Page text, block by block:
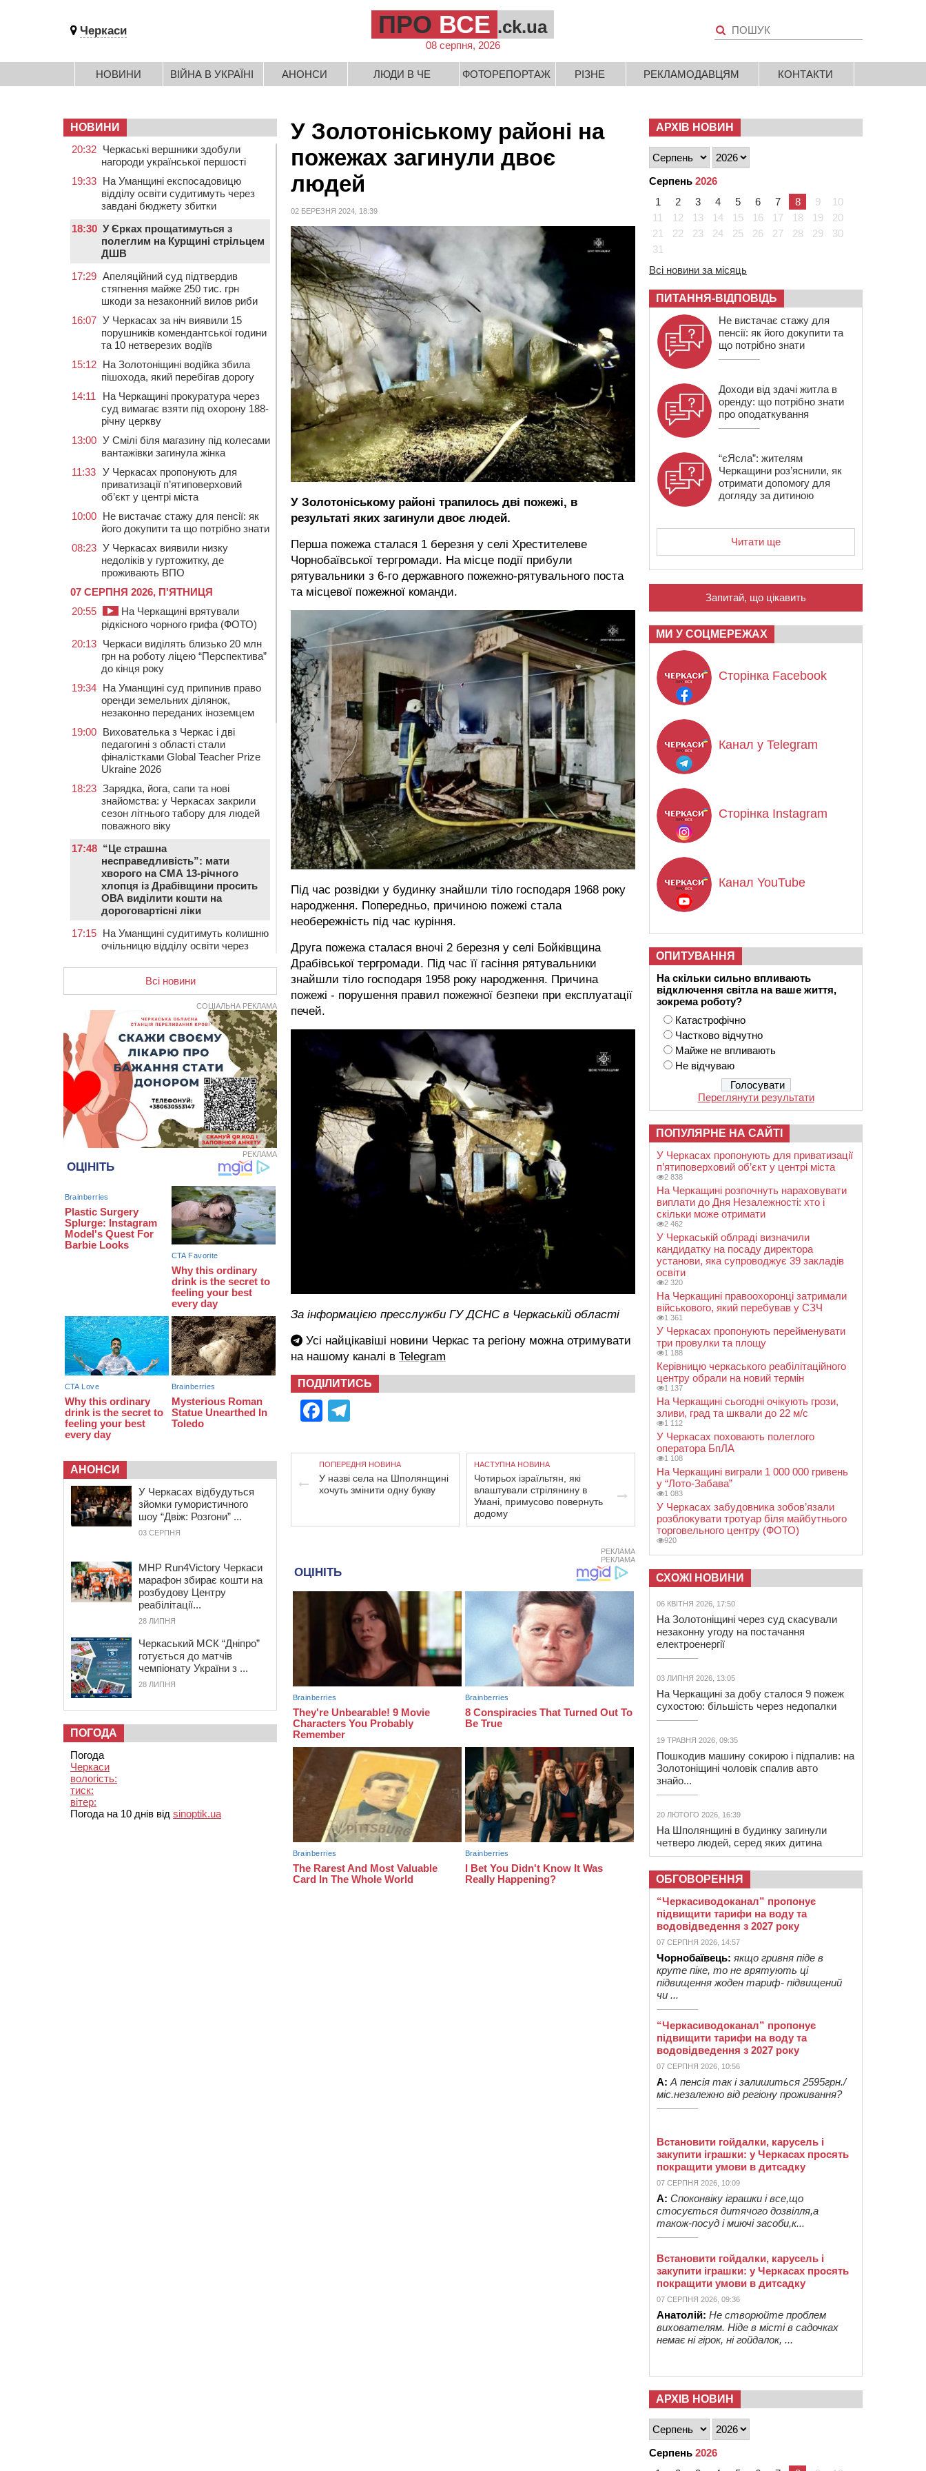
Черкаси ПРО ВСЕ .ck.ua
08 серпня, 2026
НОВИНИ ВІЙНА В УКРАЇНІ АНОНСИ ЛЮДИ В ЧЕ ФОТОРЕПОРТАЖ РІЗНЕ РЕКЛАМОДАВЦЯМ КОНТАКТИ
У Золотоніському районі на
пожежах загинули двоє
людей
02 БЕРЕЗНЯ 2024, 18:39
У Золотоніському районі трапилось дві пожежі, в
результаті яких загинули двоє людей.
Перша пожежа сталася 1 березня у селі Хрестителеве
Чорнобаївської тергромади. На місце події прибули
рятувальники з 6-го державного пожежно-рятувального поста
та місцевої пожежної команди.
Під час розвідки у будинку знайшли тіло господаря 1968 року
народження. Попередньо, причиною пожежі стала
необережність під час куріння.
Друга пожежа сталася вночі 2 березня у селі Бойківщина
Драбівської тергромади. Під час її гасіння рятувальники
знайшли тіло господаря 1958 року народження. Причина
пожежі - порушення правил пожежної безпеки при експлуатації
печей.
За інформацією пресслужби ГУ ДСНС в Черкаській області
Усі найцікавіші новини Черкас та регіону можна отримувати
на нашому каналі в Telegram
ПОДІЛИТИСЬ
Facebook
ПОПЕРЕДНЯ НОВИНА
У назві села на Шполянщині
хочуть змінити одну букву
НАСТУПНА НОВИНА
Чотирьох ізраїльтян, які
влаштували стрілянину в
Умані, примусово повернуть
додому
РЕКЛАМА
РЕКЛАМА
НОВИНИ
20:32 Черкаські вершники здобули
нагороди української першості
19:33 На Уманщині експосадовицю
відділу освіти судитимуть через
завдані бюджету збитки
18:30 У Єрках прощатимуться з
полеглим на Курщині стрільцем
ДШВ
17:29 Апеляційний суд підтвердив
стягнення майже 250 тис. грн
шкоди за незаконний вилов риби
16:07 У Черкасах за ніч виявили 15
порушників комендантської години
та 10 нетверезих водіїв
15:12 На Золотоніщині водійка збила
пішохода, який перебігав дорогу
14:11
На Черкащині прокуратура через
суд вимагає взяти під охорону 188-
річну церкву
13:00 У Смілі біля магазину під колесами
вантажівки загинула жінка
11:33 У Черкасах пропонують для
приватизації п’ятиповерховий
об’єкт у центрі міста
10:00 Не вистачає стажу для пенсії: як
його докупити та що потрібно знати
08:23 У Черкасах виявили низку
недоліків у гуртожитку, де
проживають ВПО
07 СЕРПНЯ 2026, П'ЯТНИЦЯ
20:55
На Черкащині врятували
рідкісного чорного грифа (ФОТО)
20:13 Черкаси виділять близько 20 млн
грн на роботу ліцею “Перспектива”
до кінця року
19:34 На Уманщині суд припинив право
оренди земельних ділянок,
незаконно переданих іноземцем
19:00 Вихователька з Черкас і дві
педагогині з області стали
фіналістками Global Teacher Prize
Ukraine 2026
18:23 Зарядка, йога, сапи та нові
знайомства: у Черкасах закрили
сезон літнього табору для людей
поважного віку
17:48 “Це страшна
несправедливість”: мати
хворого на СМА 13-річного
хлопця із Драбівщини просить
ОВА виділити кошти на
дороговартісні ліки
17:15 На Уманщині судитимуть колишню
очільницю відділу освіти через
ціною
16:40 У Черкасах провели в останню
путь двох загиблих воїнів
16:07
До 1 вересня у Черкасах
оновлюють дорожню розмітку біля
навчальних закладів (ФОТОФАКТ)
15:39
На честь загиблого захисника і
чемпіона світу в Черкасах відкрили
спортивно-реабілітаційний центр
15:05
На Звенигородщині, попри
заборону міськради, проведуть
“Ше.Fest”
14:31 У Каневі аномальна спека
призвела до перебоїв у роботі
електромереж та комунальних
служб
14:02 На Черкащині намолотили перший
мільйон тонн зерна нового врожаю
13:40 На Кам’янщині сталася масштабна
пожежа сміттєзвалища
Всі новини
СОЦІАЛЬНА РЕКЛАМА
РЕКЛАМА
АНОНСИ
У Черкасах відбудуться
зйомки гумористичного
шоу “Двіж: Розгони” ...
03 СЕРПНЯ
MHP Run4Victory Черкаси
марафон збирає кошти на
розбудову Центру
реабілітації...
28 ЛИПНЯ
Черкаський МСК “Дніпро”
готується до матчів
чемпіонату України з ...
28 ЛИПНЯ
ПОГОДА
Погода
Черкаси
вологість:
тиск:
вітер:
Погода на 10 днів від sinoptik.ua
АРХІВ НОВИН
Серпень 2026
1
2 3 4 5 6 7 8 9
10
11
12 13 14 15 16 17 18 19
20
21
22 23 24 25 26 27 28 29
30
31
Всі новини за місяць
ПИТАННЯ-ВІДПОВІДЬ
Не вистачає стажу для
пенсії: як його докупити та
що потрібно знати
Доходи від здачі житла в
оренду: що потрібно знати
про оподаткування
“єЯсла”: жителям
Черкащини роз’яснили, як
отримати допомогу для
догляду за дитиною
Читати ще
Запитай, що цікавить
МИ У СОЦМЕРЕЖАХ
Сторінка Facebook
Канал у Telegram
Сторінка Instagram
Канал YouTube
ОПИТУВАННЯ
На скільки сильно впливають
відключення світла на ваше життя,
зокрема роботу?
Катастрофічно
Частково відчутно
Майже не впливають
Не відчуваю
Переглянути результати
ПОПУЛЯРНЕ НА САЙТІ
У Черкасах пропонують для приватизації
п’ятиповерховий об’єкт у центрі міста
2 838
На Черкащині розпочнуть нараховувати
виплати до Дня Незалежності: хто і
скільки може отримати
2 462
У Черкаській облраді визначили
кандидатку на посаду директора
установи, яка супроводжує 39 закладів
освіти
2 320
На Черкащині правоохоронці затримали
військового, який перебував у СЗЧ
1 361
У Черкасах пропонують перейменувати
три провулки та площу
1 188
Керівницю черкаського реабілітаційного
центру обрали на новий термін
1 137
На Черкащині сьогодні очікують грози,
зливи, град та шквали до 22 м/с
1 112
У Черкасах поховають полеглого
оператора БпЛА
1 108
На Черкащині виграли 1 000 000 гривень
у “Лото-Забава”
1 083
У Черкасах забудовника зобов’язали
розблокувати тротуар біля майбутнього
торговельного центру (ФОТО)
920
СХОЖІ НОВИНИ
06 КВІТНЯ 2026, 17:50
На Золотоніщині через суд скасували
незаконну угоду на постачання
електроенергії
03 ЛИПНЯ 2026, 13:05
На Черкащині за добу сталося 9 пожеж
сухостою: більшість через недопалки
19 ТРАВНЯ 2026, 09:35
Пошкодив машину сокирою і підпалив: на
Золотоніщині чоловік спалив авто
знайо...
20 ЛЮТОГО 2026, 16:39
На Шполянщині в будинку загинули
четверо людей, серед яких дитина
ОБГОВОРЕННЯ
“Черкасиводоканал” пропонує
підвищити тарифи на воду та
водовідведення з 2027 року
07 СЕРПНЯ 2026, 14:57
Чорнобаївець: якщо гривня піде в
круте піке, то не врятують ці
підвищення жоден тариф- підвищений
чи ...
“Черкасиводоканал” пропонує
підвищити тарифи на воду та
водовідведення з 2027 року
07 СЕРПНЯ 2026, 10:56
А: А пенсія так і залишиться 2595грн./
міс.незалежно від регіону проживання?
Встановити гойдалки, карусель і
закупити іграшки: у Черкасах просять
покращити умови в дитсадку
07 СЕРПНЯ 2026, 10:09
А: Споконвіку іграшки і все,що
стосується дитячого дозвілля,а
також-посуд і миючі засоби,к...
Встановити гойдалки, карусель і
закупити іграшки: у Черкасах просять
покращити умови в дитсадку
07 СЕРПНЯ 2026, 09:36
Анатолій: Не створюйте проблем
вихователям. Ніде в місті в садочках
немає ні гірок, ні гойдалок, ...
АРХІВ НОВИН
Серпень 2026